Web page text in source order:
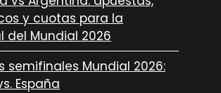
y cuotas para la
del Mundial 2026
semifinales Mundial 2026:
España